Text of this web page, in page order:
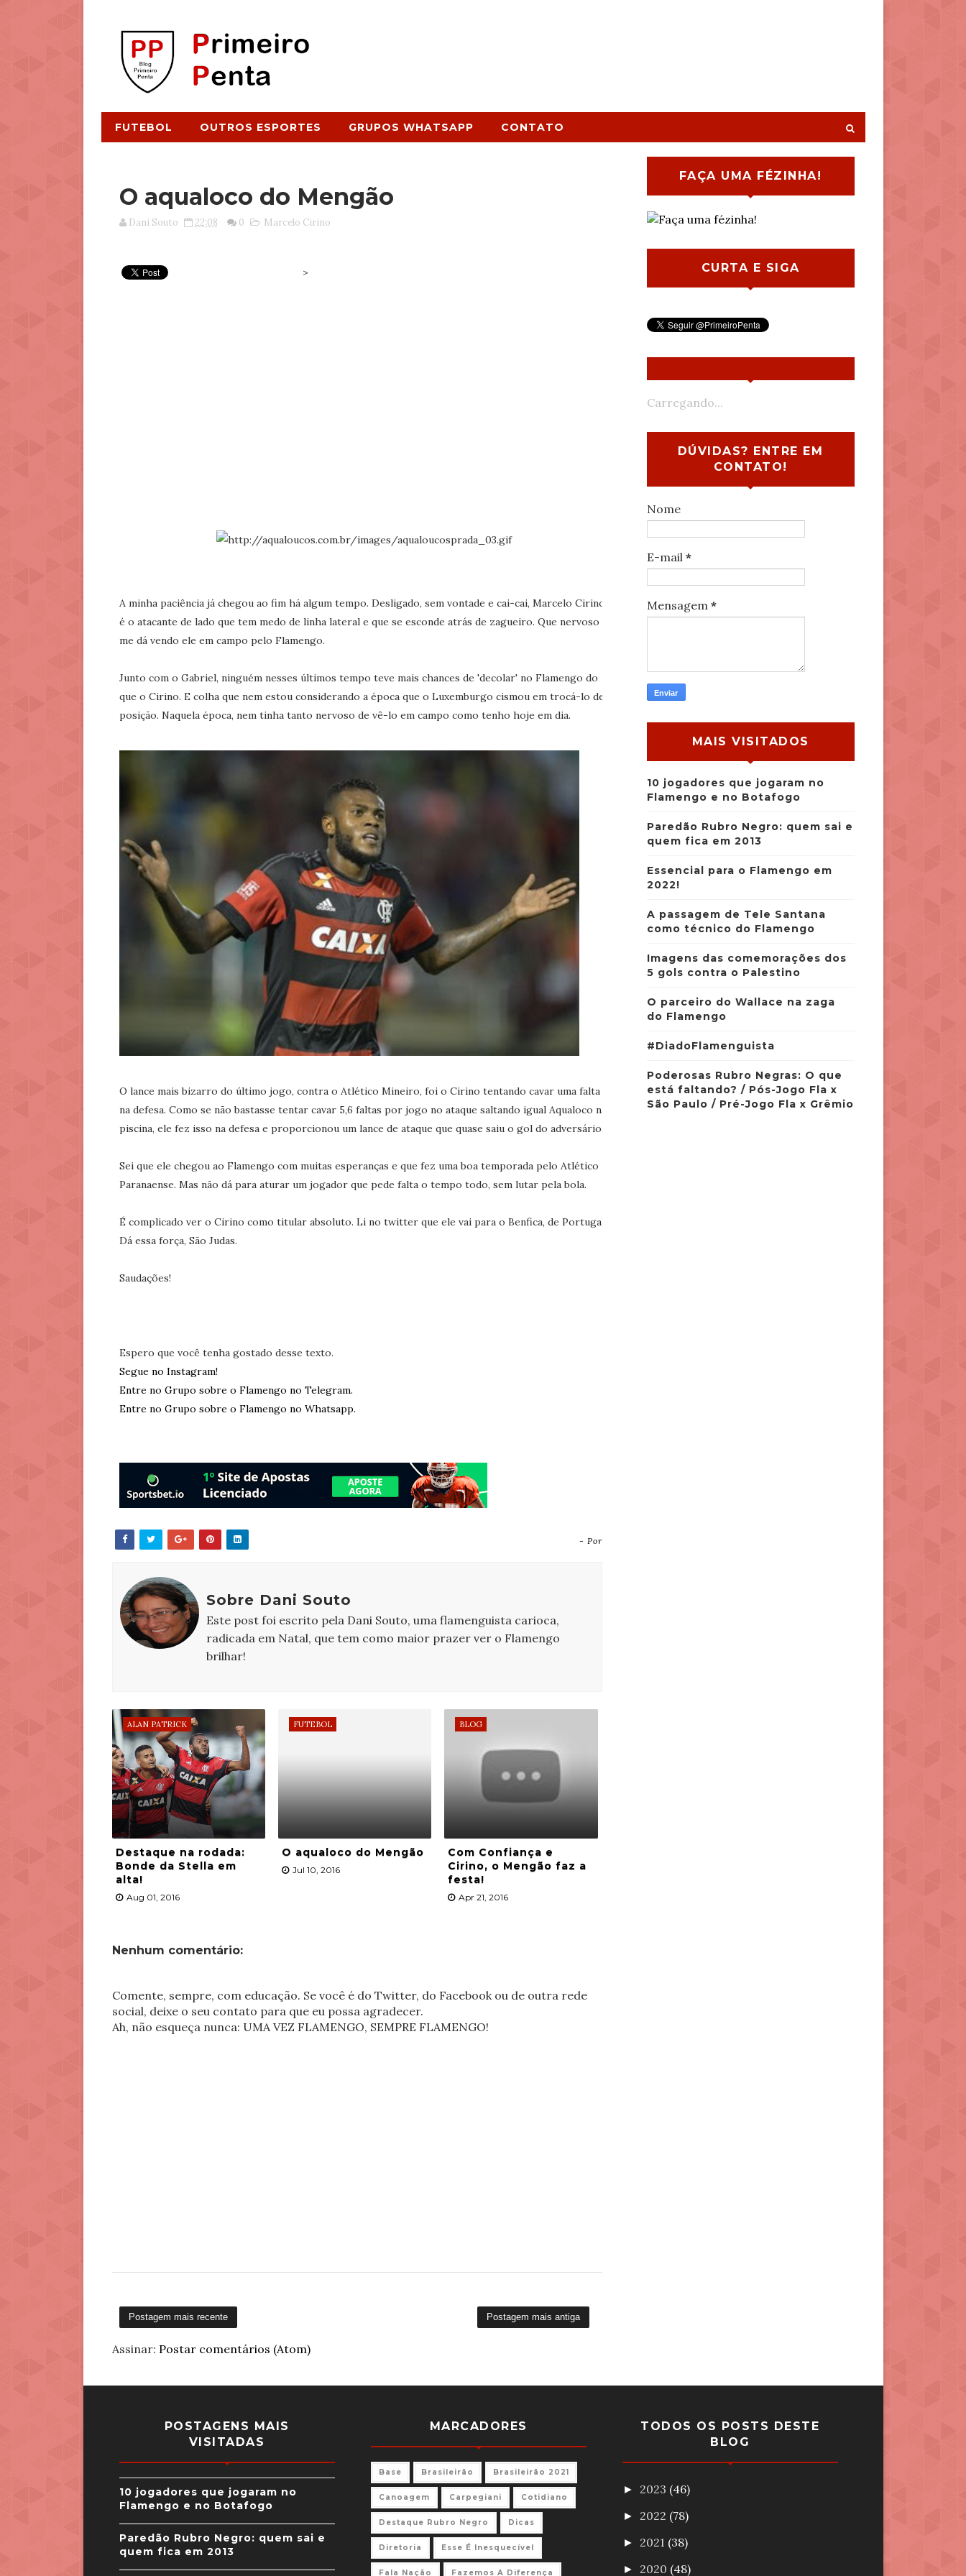
FUTEBOL OUTROS ESPORTES GRUPOS WHATSAPP CONTATO
O aqualoco do Mengão
Dani Souto 22:08 0 Marcelo Cirino
>
A minha paciência já chegou ao fim há algum tempo. Desligado, sem vontade e cai-cai, Marcelo Cirino
é o atacante de lado que tem medo de linha lateral e que se esconde atrás de zagueiro. Que nervoso
me dá vendo ele em campo pelo Flamengo.
Junto com o Gabriel, ninguém nesses últimos tempo teve mais chances de 'decolar' no Flamengo do
que o Cirino. E colha que nem estou considerando a época que o Luxemburgo cismou em trocá-lo de
posição. Naquela época, nem tinha tanto nervoso de vê-lo em campo como tenho hoje em dia.
O lance mais bizarro do último jogo, contra o Atlético Mineiro, foi o Cirino tentando cavar uma falta
na defesa. Como se não bastasse tentar cavar 5,6 faltas por jogo no ataque saltando igual Aqualoco na
piscina, ele fez isso na defesa e proporcionou um lance de ataque que quase saiu o gol do adversário.
Sei que ele chegou ao Flamengo com muitas esperanças e que fez uma boa temporada pelo Atlético
Paranaense. Mas não dá para aturar um jogador que pede falta o tempo todo, sem lutar pela bola.
É complicado ver o Cirino como titular absoluto. Li no twitter que ele vai para o Benfica, de Portugal.
Dá essa força, São Judas.
Saudações!
Espero que você tenha gostado desse texto.
Segue no Instagram!
Entre no Grupo sobre o Flamengo no Telegram.
Entre no Grupo sobre o Flamengo no Whatsapp.
- Por
Sobre Dani Souto
Este post foi escrito pela Dani Souto, uma flamenguista carioca,
radicada em Natal, que tem como maior prazer ver o Flamengo
brilhar!
ALAN PATRICK
Destaque na rodada:
Bonde da Stella em
alta!
Aug 01, 2016
FUTEBOL
O aqualoco do Mengão
Jul 10, 2016
BLOG
Com Confiança e
Cirino, o Mengão faz a
festa!
Apr 21, 2016
Nenhum comentário:
Comente, sempre, com educação. Se você é do Twitter, do Facebook ou de outra rede
social, deixe o seu contato para que eu possa agradecer.
Ah, não esqueça nunca: UMA VEZ FLAMENGO, SEMPRE FLAMENGO!
Postagem mais recente Postagem mais antiga
Assinar: Postar comentários (Atom)
FAÇA UMA FÉZINHA!
CURTA E SIGA
Carregando...
DÚVIDAS? ENTRE EM
CONTATO!
Nome
E-mail *
Mensagem *
MAIS VISITADOS
10 jogadores que jogaram no
Flamengo e no Botafogo
Paredão Rubro Negro: quem sai e
quem fica em 2013
Essencial para o Flamengo em
2022!
A passagem de Tele Santana
como técnico do Flamengo
Imagens das comemorações dos
5 gols contra o Palestino
O parceiro do Wallace na zaga
do Flamengo
#DiadoFlamenguista
Poderosas Rubro Negras: O que
está faltando? / Pós-Jogo Fla x
São Paulo / Pré-Jogo Fla x Grêmio
POSTAGENS MAIS
VISITADAS
10 jogadores que jogaram no
Flamengo e no Botafogo
Paredão Rubro Negro: quem sai e
quem fica em 2013
MARCADORES
Base Brasileirão Brasileirão 2021
Canoagem Carpegiani Cotidiano
Destaque Rubro Negro Dicas
Diretoria Esse É Inesquecível
Fala Nação Fazemos A Diferença
TODOS OS POSTS DESTE
BLOG
► 2023 (46)
► 2022 (78)
► 2021 (38)
► 2020 (48)